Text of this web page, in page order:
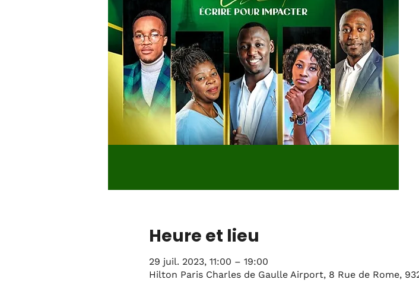
Heure et lieu
29 juil. 2023, 11:00 – 19:00
Hilton Paris Charles de Gaulle Airport, 8 Rue de Rome,